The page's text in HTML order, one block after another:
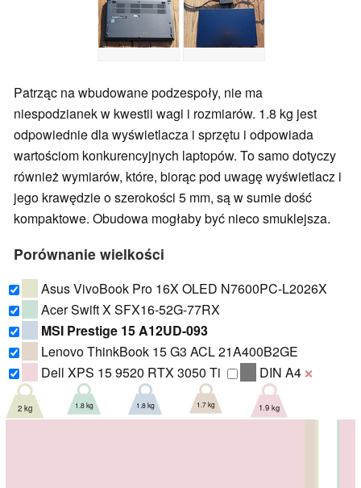
Patrząc na wbudowane podzespoły, nie ma
niespodzianek w kwestii wagi i rozmiarów. 1.8 kg jest
odpowiednie dla wyświetlacza i sprzętu i odpowiada
wartościom konkurencyjnych laptopów. To samo dotyczy
również wymiarów, które, biorąc pod uwagę wyświetlacz i
jego krawędzie o szerokości 5 mm, są w sumie dość
kompaktowe. Obudowa mogłaby być nieco smuklejsza.
Porównanie wielkości
Asus VivoBook Pro 16X OLED N7600PC-L2026X
Acer Swift X SFX16-52G-77RX
MSI Prestige 15 A12UD-093
Lenovo ThinkBook 15 G3 ACL 21A400B2GE
Dell XPS 15 9520 RTX 3050 Ti
DIN A4 ❌
2 kg 1.8 kg 1.8 kg 1.7 kg 1.9 kg